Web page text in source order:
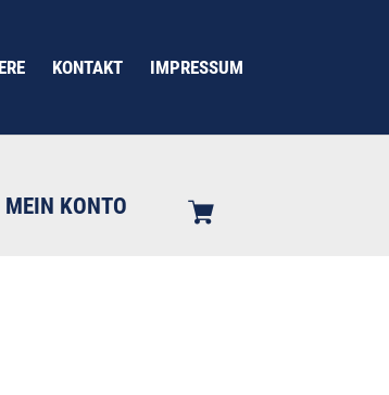
KONTAKT IMPRESSUM
MEIN KONTO